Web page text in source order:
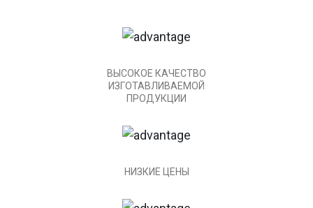
ВЫСОКОЕ КАЧЕСТВО
ИЗГОТАВЛИВАЕМОЙ
ПРОДУКЦИИ
НИЗКИЕ ЦЕНЫ